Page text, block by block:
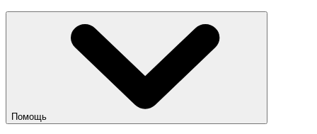
Помощь